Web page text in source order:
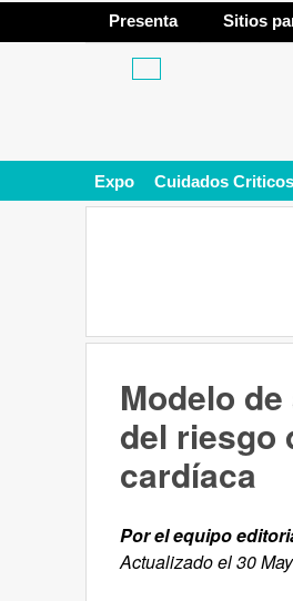
Presenta Sitios
Expo Cuidados Criticos
Modelo
del riesgo
cardíaca
Por el equipo
Actualizado el 30